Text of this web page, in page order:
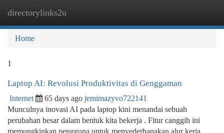
directorylinks2u
Home
1
Laptop AI: Revolusi Produktivitas di Genggaman
Internet 65 days ago jemimazyvo722141
Munculnya inovasi AI pada laptop kini menandai sebuah
perubahan besar dalam bentuk kita bekerja . Fitur canggih ini
memungkinkan pengguna untuk menyederhanakan alur kerja